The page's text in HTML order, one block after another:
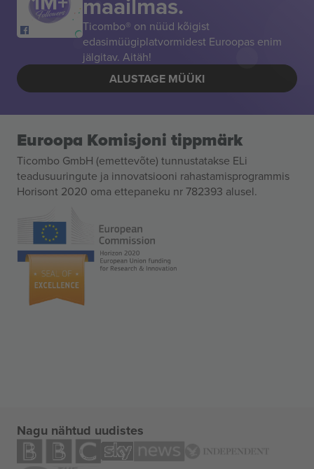
Ticombo® on nüüd kõigist
edasimüügiplatvormidest Euroopas enim
jälgitav. Aitäh!
ALUSTAGE MÜÜKI
Euroopa Komisjoni tippmärk
Ticombo GmbH (emettevõte) tunnustatakse ELi
teadusuuringute ja innovatsiooni rahastamisprogrammis
Horisont 2020 oma ettepaneku nr 782393 alusel.
Nagu nähtud uudistes